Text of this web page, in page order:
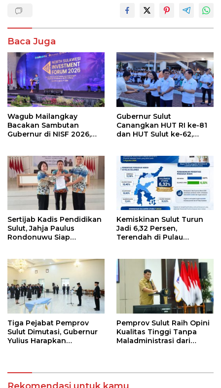
Baca Juga
Wagub Mailangkay
Bacakan Sambutan
Gubernur di NISF 2026,
Kelapa ke Investor
Gubernur Sulut
Canangkan HUT RI ke-81
dan HUT Sulut ke-62,
Kendaraan
Sertijab Kadis Pendidikan
Sulut, Jahja Paulus
Rondonuwu Siap
Kemiskinan Sulut Turun
Jadi 6,32 Persen,
Terendah di Pulau
Tiga Pejabat Pemprov
Sulut Dimutasi, Gubernur
Yulius Harapkan
Pemprov Sulut Raih Opini
Kualitas Tinggi Tanpa
Maladministrasi dari